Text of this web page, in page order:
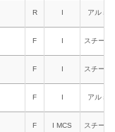
R I アルミ
F I スチール
F I スチール
F I アルミ
F I MCS スチール